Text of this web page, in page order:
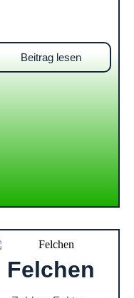
Beitrag lesen
Felchen